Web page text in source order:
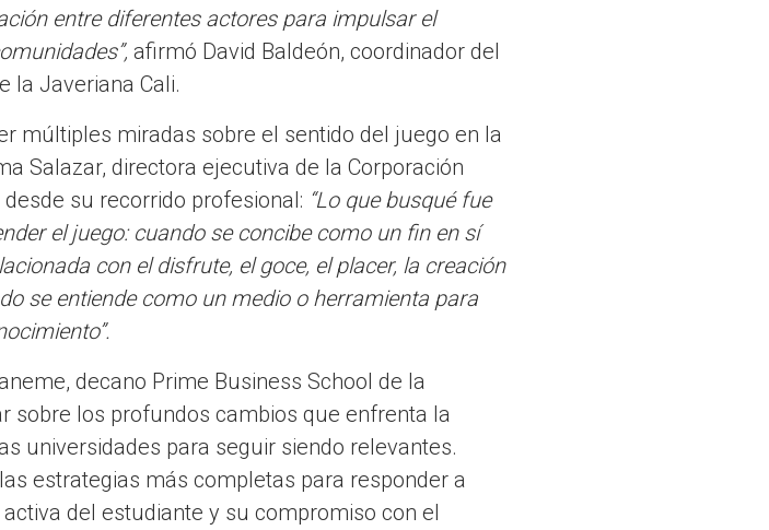
entre diferentes actores para impulsar el
afirmó David Baldeón, coordinador del
la Javeriana Cali.
múltiples miradas sobre el sentido del juego en la
Salazar, directora ejecutiva de la Corporación
su recorrido profesional: “Lo que busqué fue
el juego: cuando se concibe como un fin en sí
con el disfrute, el goce, el placer, la creación
se entiende como un medio o herramienta para
decano Prime Business School de la
sobre los profundos cambios que enfrenta la
universidades para seguir siendo relevantes.
estrategias más completas para responder a
del estudiante y su compromiso con el